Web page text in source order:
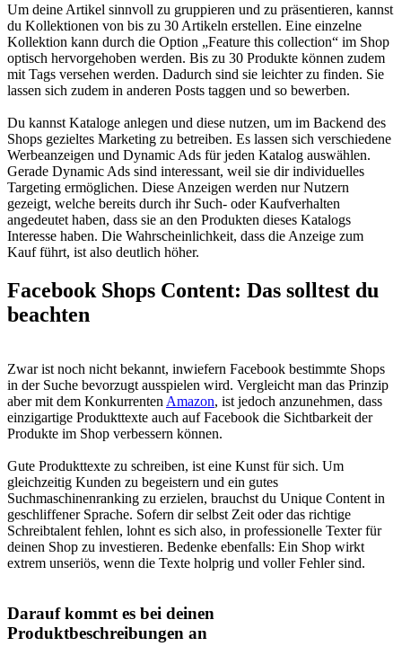
Um deine Artikel sinnvoll zu gruppieren und zu präsentieren, kannst
du Kollektionen von bis zu 30 Artikeln erstellen. Eine einzelne
Kollektion kann durch die Option „Feature this collection“ im Shop
optisch hervorgehoben werden. Bis zu 30 Produkte können zudem
mit Tags versehen werden. Dadurch sind sie leichter zu finden. Sie
lassen sich zudem in anderen Posts taggen und so bewerben.
Du kannst Kataloge anlegen und diese nutzen, um im Backend des
Shops gezieltes Marketing zu betreiben. Es lassen sich verschiedene
Werbeanzeigen und Dynamic Ads für jeden Katalog auswählen.
Gerade Dynamic Ads sind interessant, weil sie dir individuelles
Targeting ermöglichen. Diese Anzeigen werden nur Nutzern
gezeigt, welche bereits durch ihr Such- oder Kaufverhalten
angedeutet haben, dass sie an den Produkten dieses Katalogs
Interesse haben. Die Wahrscheinlichkeit, dass die Anzeige zum
Kauf führt, ist also deutlich höher.
Facebook Shops Content: Das solltest du
beachten
Zwar ist noch nicht bekannt, inwiefern Facebook bestimmte Shops
in der Suche bevorzugt ausspielen wird. Vergleicht man das Prinzip
aber mit dem Konkurrenten Amazon, ist jedoch anzunehmen, dass
einzigartige Produkttexte auch auf Facebook die Sichtbarkeit der
Produkte im Shop verbessern können.
Gute Produkttexte zu schreiben, ist eine Kunst für sich. Um
gleichzeitig Kunden zu begeistern und ein gutes
Suchmaschinenranking zu erzielen, brauchst du Unique Content in
geschliffener Sprache. Sofern dir selbst Zeit oder das richtige
Schreibtalent fehlen, lohnt es sich also, in professionelle Texter für
deinen Shop zu investieren. Bedenke ebenfalls: Ein Shop wirkt
extrem unseriös, wenn die Texte holprig und voller Fehler sind.
Darauf kommt es bei deinen
Produktbeschreibungen an